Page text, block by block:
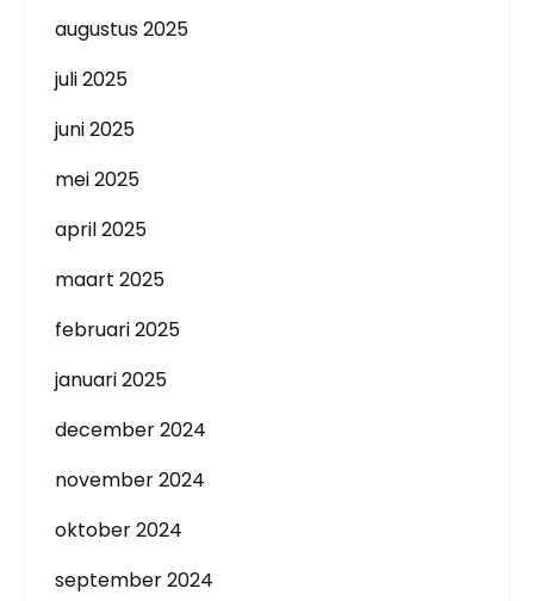
augustus 2025
juli 2025
juni 2025
mei 2025
april 2025
maart 2025
februari 2025
januari 2025
december 2024
november 2024
oktober 2024
september 2024